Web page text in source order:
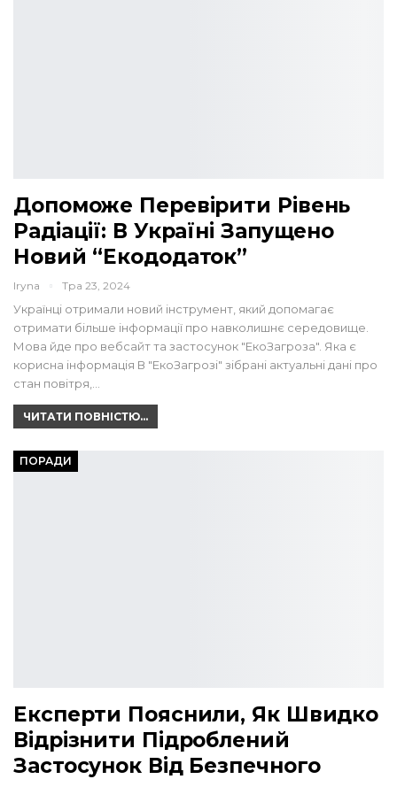
Допоможе Перевірити Рівень
Радіації: В Україні Запущено
Новий “екододаток”
Iryna Тра 23, 2024
Українці отримали новий інструмент, який допомагає
отримати більше інформації про навколишнє середовище.
Мова йде про вебсайт та застосунок "ЕкоЗагроза". Яка є
корисна інформація В "ЕкоЗагрозі" зібрані актуальні дані про
стан повітря,…
ЧИТАТИ ПОВНІСТЮ...
ПОРАДИ
Експерти Пояснили, Як Швидко
Відрізнити Підроблений
Застосунок Від Безпечного